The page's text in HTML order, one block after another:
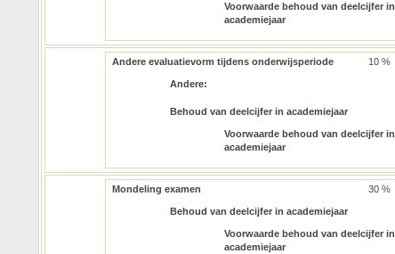
Voorwaarde behoud van deelcijfer in
academiejaar
Andere evaluatievorm tijdens onderwijsperiode 10 %
Andere:
Behoud van deelcijfer in academiejaar
Voorwaarde behoud van deelcijfer in
academiejaar
Mondeling examen 30 %
Behoud van deelcijfer in academiejaar
Voorwaarde behoud van deelcijfer in
academiejaar